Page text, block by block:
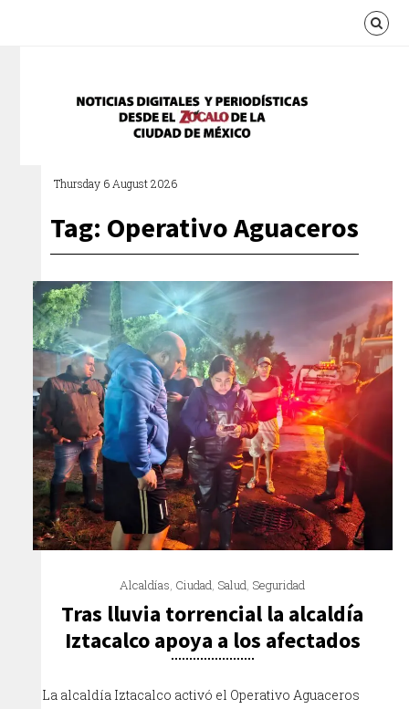
Thursday 6 August 2026
Tag: Operativo Aguaceros
Alcaldías, Ciudad, Salud, Seguridad
Tras lluvia torrencial la alcaldía
Iztacalco apoya a los afectados
La alcaldía Iztacalco activó el Operativo Aguaceros